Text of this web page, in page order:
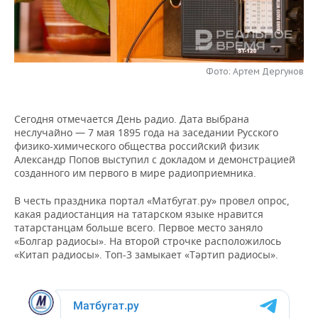
НЕФТЕХИМИЯ
НЕФТЬ
РОЗНИЧНАЯ ТОРГОВЛЯ
ТРАНСПОРТ
НОВОСТИ ТЕХНОЛОГИЙ
IT
ТЕЛЕКОММУНИКАЦИИ
МЕРОПРИЯТИЯ
НОВОСТИ МЕРОПРИЯТИЙ
БИЗНЕС-БРАНЧИ
ONLINE-КОНФЕРЕНЦИИ
СПОРТ
ФУТБОЛ
ХОККЕЙ
ВОЛЕЙБОЛ
КИБЕРСПОРТ
ФИГУРНОЕ КАТАНИЕ
НОВОСТИ ОБЩЕСТВА
ВЛАСТЬ
ИСТОРИЯ
КУЛЬТУРА
МЕДИЦИНА
ФОТОГАЛЕРЕЯ
СЮЖЕТЫ
СПИСОК ПЕРСОН
СПИСОК КОМПАНИЙ
ПОЛНАЯ ВЕРСИЯ
Фото: Артем Дергунов
Сегодня отмечается День радио. Дата выбрана
неслучайно — 7 мая 1895 года на заседании Русского
физико-химического общества российский физик
Александр Попов выступил с докладом и демонстрацией
созданного им первого в мире радиоприемника.
В честь праздника портал «Матбугат.ру» провел опрос,
какая радиостанция на татарском языке нравится
татарстанцам больше всего. Первое место заняло
«Болгар радиосы». На второй строчке расположилось
«Китап радиосы». Топ-3 замыкает «Тәртип радиосы».